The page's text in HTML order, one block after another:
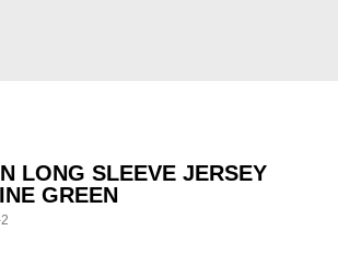
LONG SLEEVE JERSEY
GREEN